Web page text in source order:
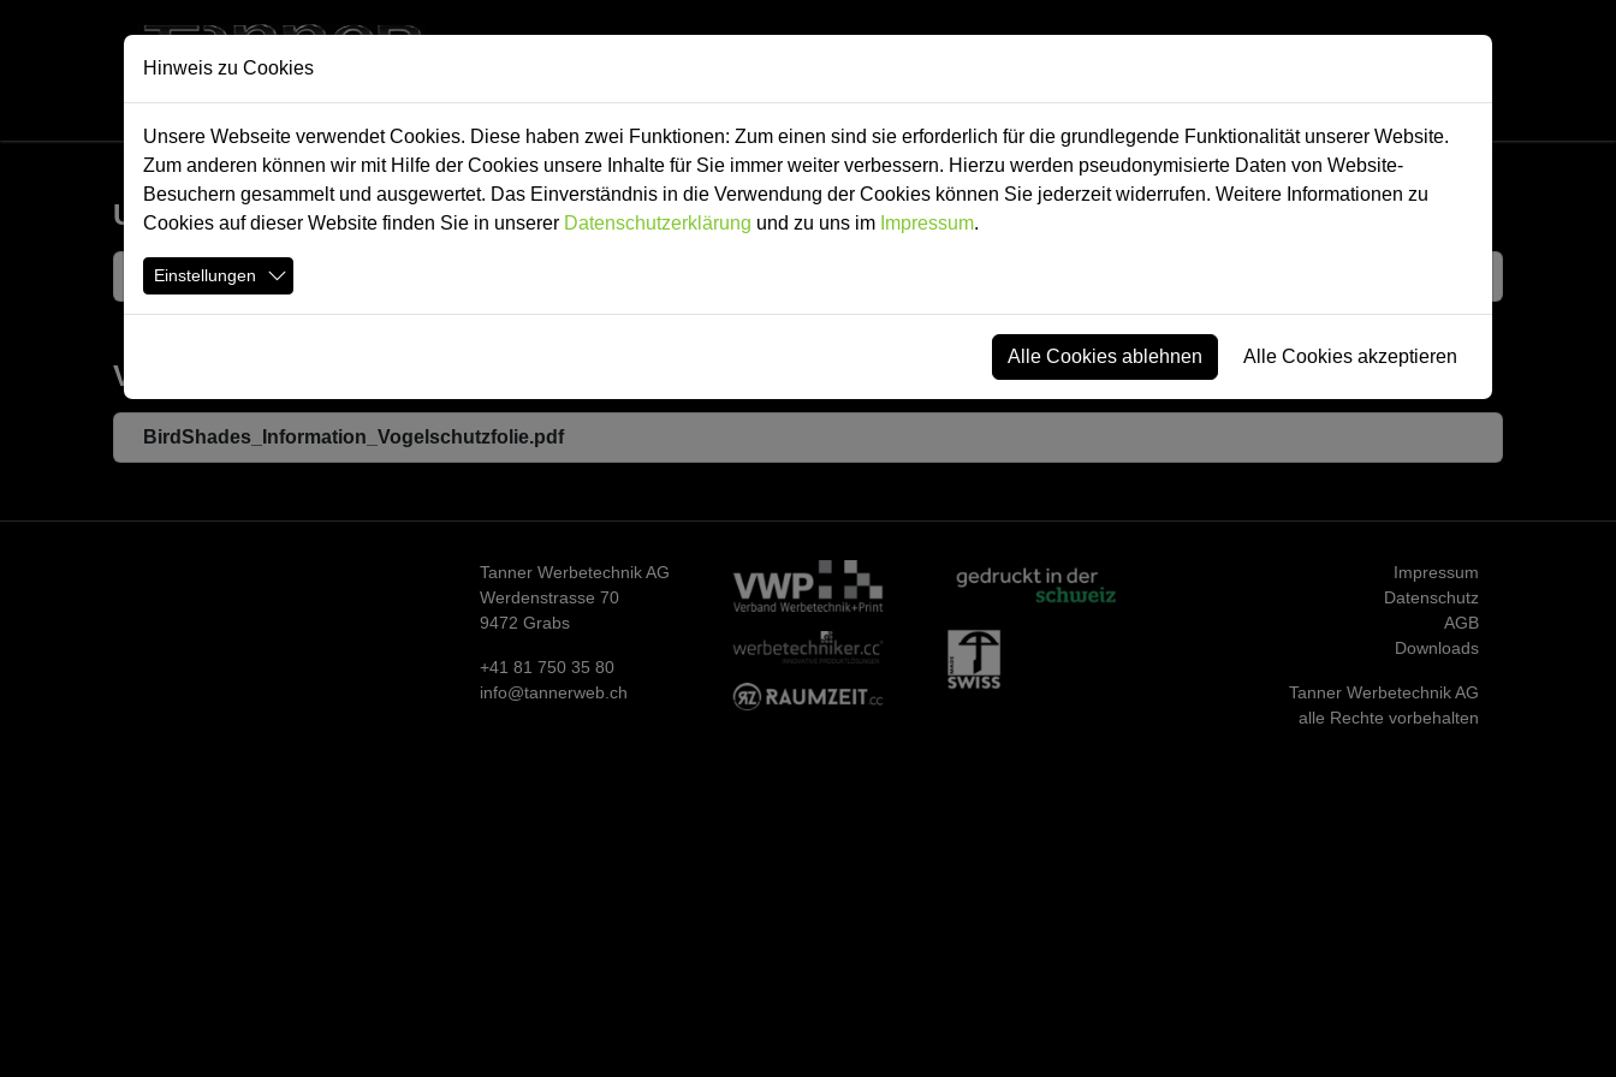
Unsere modulares Messesystem
Ihr_Messeauftritt.pdf
Vogelschutz Folie
BirdShades_Information_Vogelschutzfolie.pdf
Tanner Werbetechnik AG
Werdenstrasse 70
9472 Grabs
+41 81 750 35 80
info@tannerweb.ch
Impressum
Datenschutz
AGB
Downloads
Tanner Werbetechnik AG
alle Rechte vorbehalten
Hinweis zu Cookies
Unsere Webseite verwendet Cookies. Diese haben zwei Funktionen: Zum einen sind sie erforderlich für die grundlegende Funktionalität unserer Website.
Zum anderen können wir mit Hilfe der Cookies unsere Inhalte für Sie immer weiter verbessern. Hierzu werden pseudonymisierte Daten von Website-
Besuchern gesammelt und ausgewertet. Das Einverständnis in die Verwendung der Cookies können Sie jederzeit widerrufen. Weitere Informationen zu
Cookies auf dieser Website finden Sie in unserer Datenschutzerklärung und zu uns im Impressum.
Einstellungen
Alle Cookies ablehnen Alle Cookies akzeptieren